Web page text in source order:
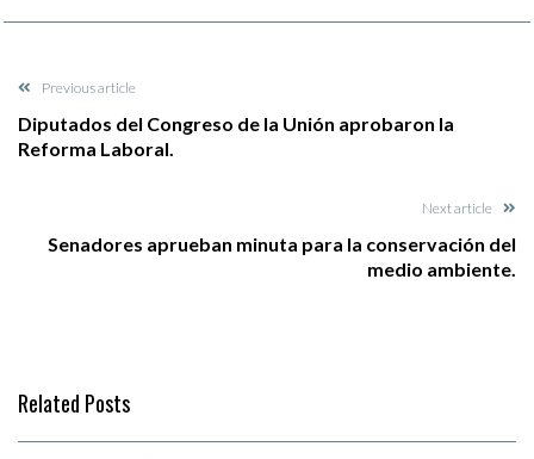
Previous article
Diputados del Congreso de la Unión aprobaron la
Reforma Laboral.
Next article
Senadores aprueban minuta para la conservación del
medio ambiente.
Related Posts